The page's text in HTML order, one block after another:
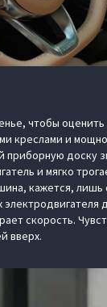
чтобы
креслами и
доску
и мягко
кажется, лишь
скорость.
вверх.